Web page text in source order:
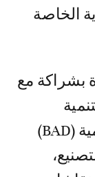
الخاصة
بشراكة مع
(CNUCED) والبنك الإفريقي للتنمية (BAD)